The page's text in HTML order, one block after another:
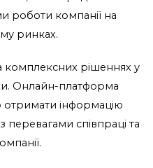
роботи компанії на
ринках.
комплексних рішеннях у
Онлайн-платформа
інформацію
співпраці та